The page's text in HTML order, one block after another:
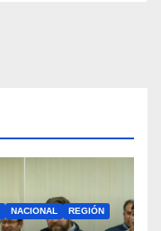
NACIONAL
REGIÓN